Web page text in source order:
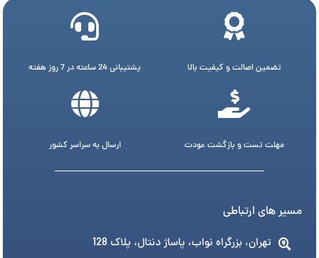
تضمین اصالت و کیفیت بالا پشتیبانی 24 ساعته در 7 روز هفته
مهلت تست و بازگشت عودت ارسال به سراسر کشور
مسیر های ارتباطی
تهران، بزرگراه نواب، پاساژ دنتال، پلاک 128